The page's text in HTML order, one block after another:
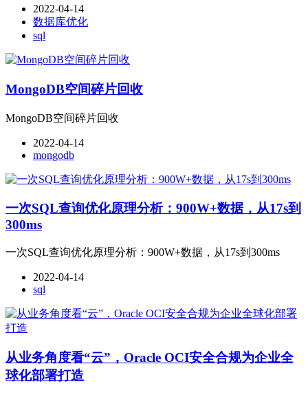
2022-04-14
数据库优化
sql
MongoDB空间碎片回收
MongoDB空间碎片回收
2022-04-14
mongodb
一次SQL查询优化原理分析：900W+数据，从17s到
300ms
一次SQL查询优化原理分析：900W+数据，从17s到300ms
2022-04-14
sql
从业务角度看“云”，Oracle OCI安全合规为企业全
球化部署打造